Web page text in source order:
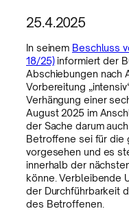
25.4.2025
In seinem Beschluss
18/25)informiert der
Abschiebungen nach
Vorbereitung
Verhängung einer
August 2025 im
der Sache darum
Betroffene sei für die
vorgesehen und es
innerhalb der
könne. Verbleibende
der Durchführbarkeit
des Betroffenen.